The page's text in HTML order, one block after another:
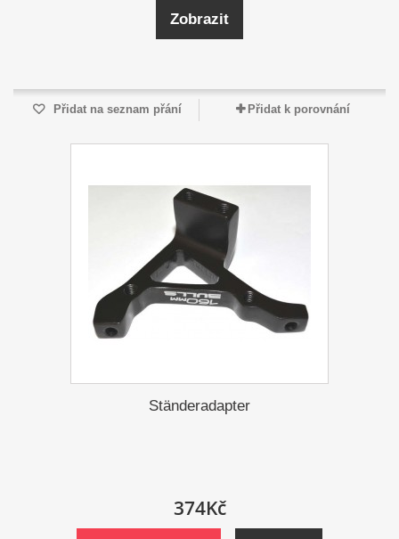
Zobrazit
Přidat na seznam přání Přidat k porovnání
Ständeradapter
374Kč